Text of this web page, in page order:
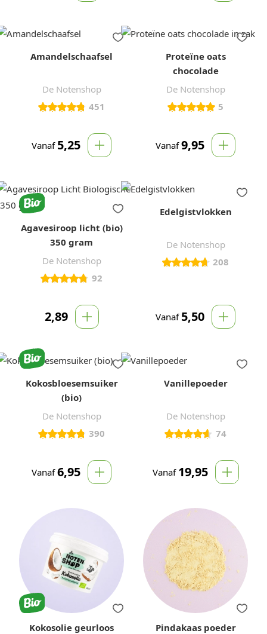
Amandelschaafsel
De Notenshop
451
Vanaf 5,25
Proteïne oats
chocolade
De Notenshop
5
Vanaf 9,95
Agavesiroop licht (bio)
350 gram
De Notenshop
92
2,89
Edelgistvlokken
De Notenshop
208
Vanaf 5,50
Kokosbloesemsuiker
(bio)
De Notenshop
390
Vanaf 6,95
Vanillepoeder
De Notenshop
74
Vanaf 19,95
Kokosolie geurloos
Pindakaas poeder